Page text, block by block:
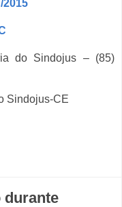
2015
do Sindojus – (85)
Sindojus-CE
durante